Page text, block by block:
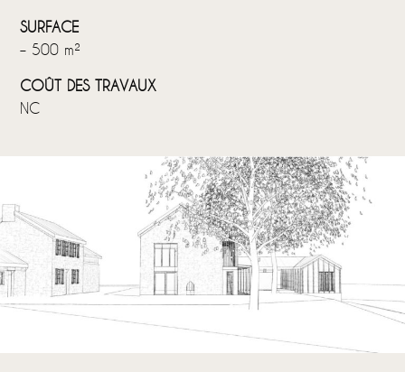
SURFACE
– 500 m²
COÛT DES TRAVAUX
NC